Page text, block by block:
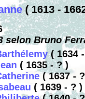
( 1613 -
selon Bruno
( 1634
( 1635 - ? )
( 1637 -
( 1639 - ? )